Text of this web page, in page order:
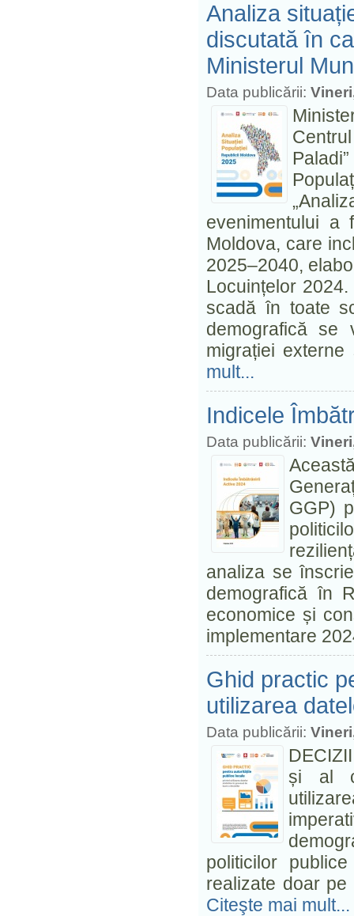
Analiza
discutată în
Ministerul
Data publicării:
evenimentului a
Moldova, care
2025–2040,
Locuințelor
scadă în toate
demografică se
migrației
mult...
Indicele
Data publicării:
GGP)
analiza se
demografică în
economice și
implementare
Ghid practic
utilizarea
Data publicării:
și al
politicilor
realizate doar
Citeşte mai mult...